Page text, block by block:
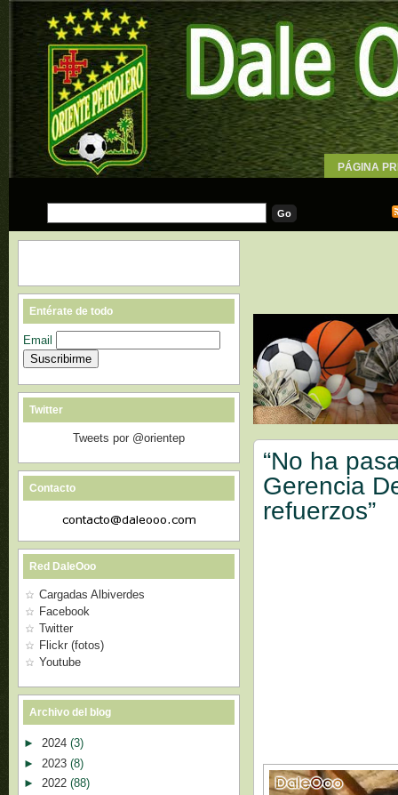
PÁGINA
“No ha
Gerencia
refuerzos”
Entérate de todo
Email
Twitter
Tweets por @orientep
Contacto
Red DaleOoo
Cargadas Albiverdes
Facebook
Twitter
Flickr (fotos)
Youtube
Archivo del blog
► 2024 (3)
► 2023 (8)
► 2022 (88)